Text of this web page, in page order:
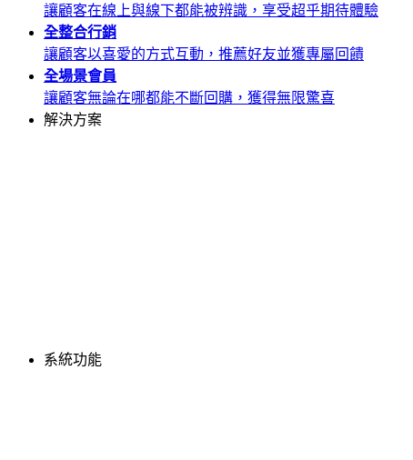
讓顧客在線上與線下都能被辨識，享受超乎期待體驗
全整合行銷
讓顧客以喜愛的方式互動，推薦好友並獲專屬回饋
全場景會員
讓顧客無論在哪都能不斷回購，獲得無限驚喜
解決方案
系統功能